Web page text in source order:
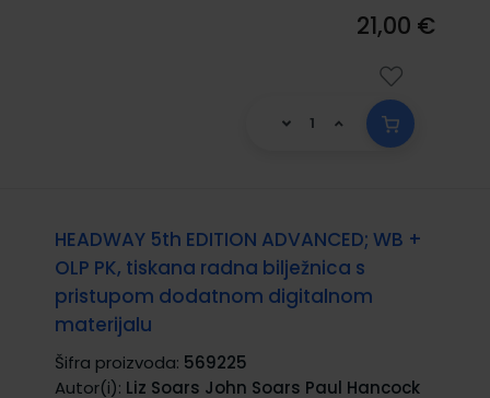
21,00 €
HEADWAY 5th EDITION ADVANCED; WB +
OLP PK, tiskana radna bilježnica s
pristupom dodatnom digitalnom
materijalu
Šifra proizvoda: 569225
Autor(i): Liz Soars John Soars Paul Hancock